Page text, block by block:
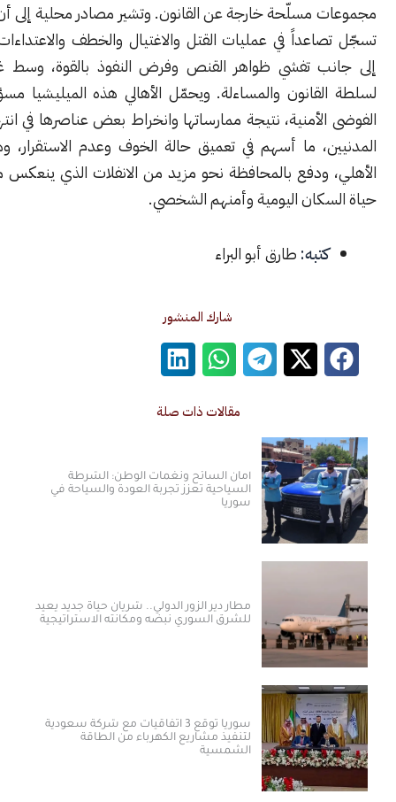
مسلّحة خارجة عن القانون. وتشير مصادر محلية إلى أن المحافظة
في عمليات القتل والاغتيال والخطف والاعتداءات المسلحة،
تفشي ظواهر القنص وفرض النفوذ بالقوة، وسط غياب فعلي
والمساءلة. ويحمّل الأهالي هذه الميليشيا مسؤولية تفاقم
نتيجة ممارساتها وانخراط بعض عناصرها في انتهاكات تطال
ما أسهم في تعميق حالة الخوف وعدم الاستقرار، وهدد السلم
ودفع بالمحافظة نحو مزيد من الانفلات الذي ينعكس مباشرة على
اليومية وأمنهم الشخصي.
طارق أبو البراء
شارك المنشور
مقالات ذات صلة
أمان السائح ونغمات الوطن: الشرطة
السياحية تعزز تجربة العودة والسياحة في
سوريا
مطار دير الزور الدولي.. شريان حياة جديد يعيد
للشرق السوري نبضه ومكانته الاستراتيجية
سوريا توقع 3 اتفاقيات مع شركة سعودية
لتنفيذ مشاريع الكهرباء من الطاقة
الشمسية